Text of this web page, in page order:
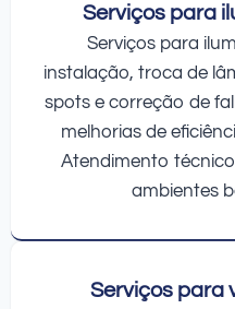
Serviços para
Serviços para
instalação, troca de
spots e correção de
melhorias de
Atendimento
ambientes
Serviços para